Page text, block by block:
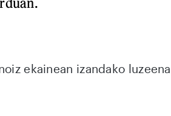
ekainean izandako luzeena